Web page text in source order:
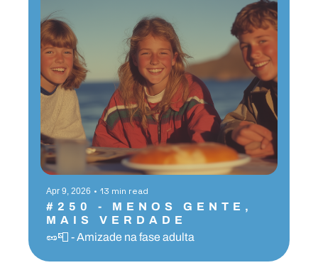
Apr 9, 2026 • 13 min read
#250 - MENOS GENTE,
MAIS VERDADE
🥜📮 - Amizade na fase adulta